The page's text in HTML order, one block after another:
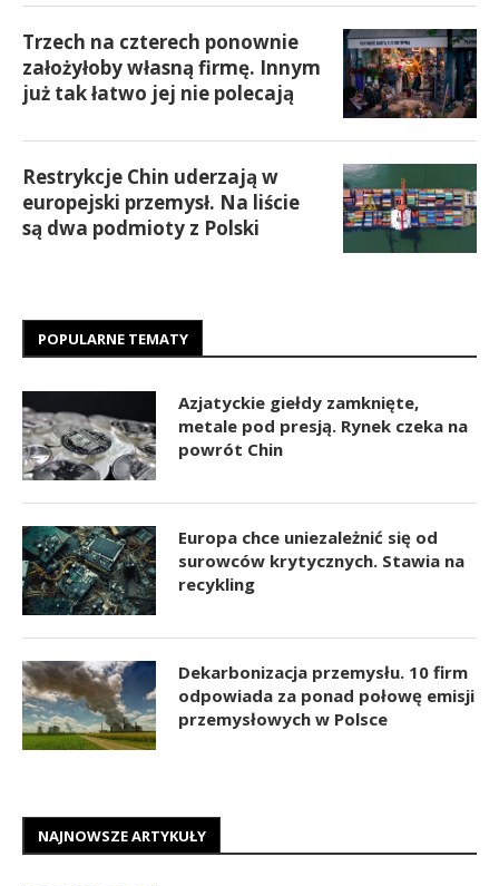
Trzech na czterech ponownie
założyłoby własną firmę. Innym
już tak łatwo jej nie polecają
Restrykcje Chin uderzają w
europejski przemysł. Na liście
są dwa podmioty z Polski
POPULARNE TEMATY
Azjatyckie giełdy zamknięte,
metale pod presją. Rynek czeka na
powrót Chin
Europa chce uniezależnić się od
surowców krytycznych. Stawia na
recykling
Dekarbonizacja przemysłu. 10 firm
odpowiada za ponad połowę emisji
przemysłowych w Polsce
NAJNOWSZE ARTYKUŁY